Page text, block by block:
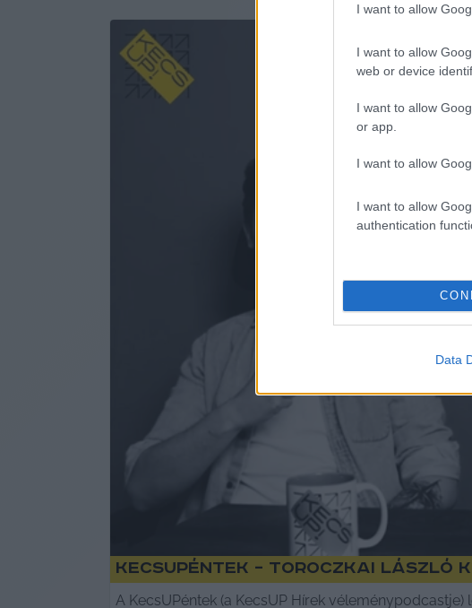
I want to allow
I want to allow
web or device
I want to allow
or app.
I want to allow
I want to allow
authentication
Data
KecsUPéntek – Toroczkai László
A KecsUPéntek (a KecsUP Hírek